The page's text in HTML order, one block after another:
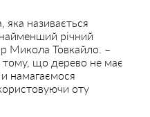
яка називається
річний
Микола Товкайло. –
що дерево не має
намагаємося
оту